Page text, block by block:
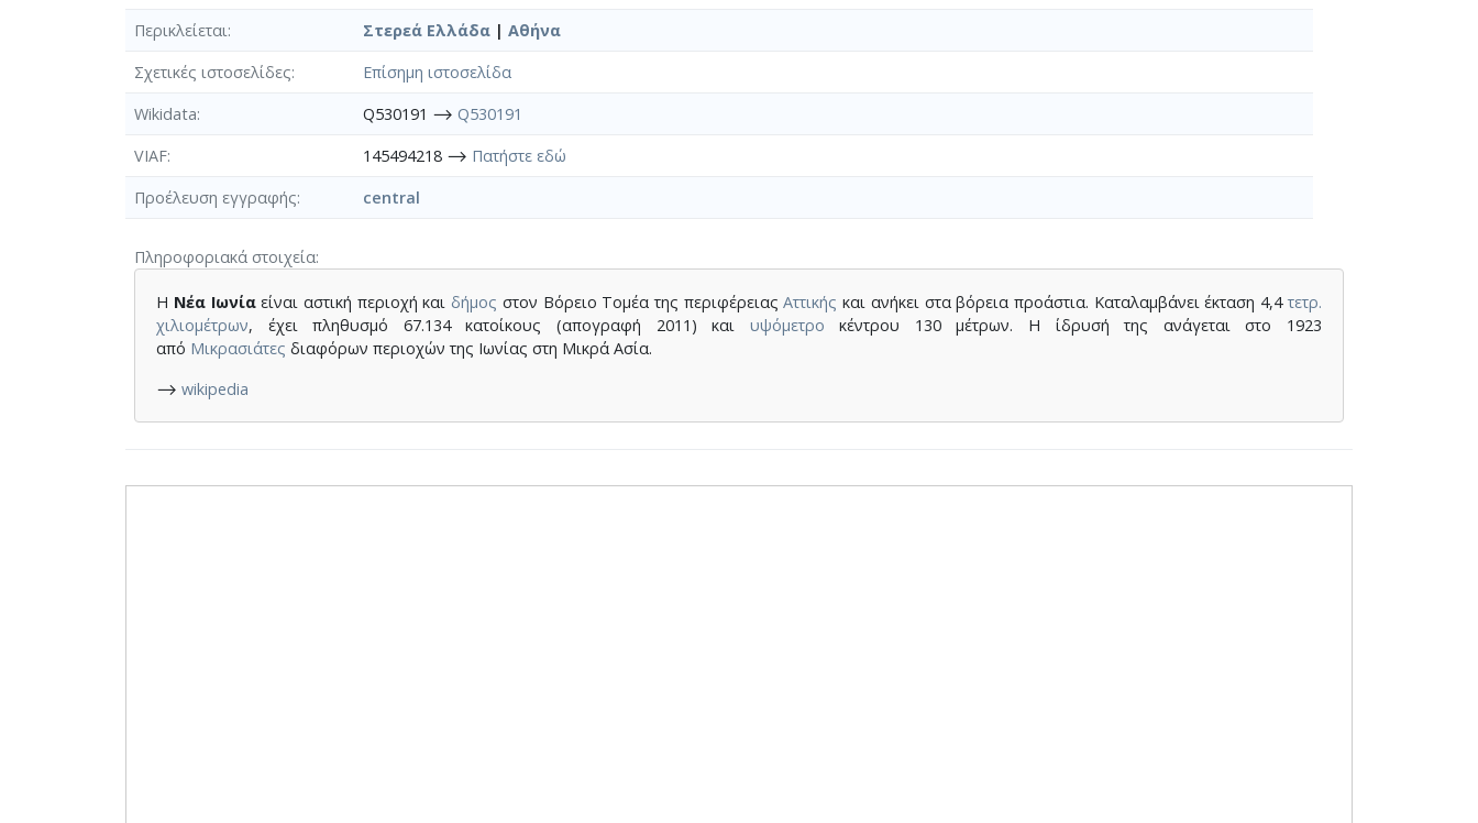
Περικλείεται
Στερεά Ελλάδα | Αθήνα
Σχετικές ιστοσελίδες
Επίσημη ιστοσελίδα
Wikidata
Q530191 ⟶ Q530191
VIAF
145494218 ⟶ Πατήστε εδώ
Προέλευση εγγραφής
central
Πληροφοριακά στοιχεία
Η Νέα Ιωνίαείναι αστική περιοχή και δήμος στον Βόρειο Τομέα της περιφέρειαςΑττικής και ανήκει στα βόρεια προάστια. Καταλαμβάνει έκταση 4,4τετρ.
χιλιομέτρων, έχει πληθυσμό 67.134 κατοίκους (απογραφή 2011) και υψόμετρο κέντρου 130 μέτρων. Η ίδρυσή της ανάγεται στο 1923
από Μικρασιάτες διαφόρων περιοχών της Ιωνίας στη Μικρά Ασία.
⟶wikipedia